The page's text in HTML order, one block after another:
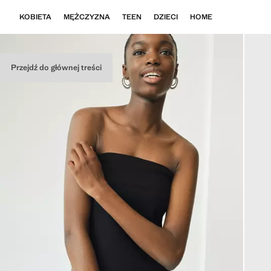
Przejdź do głównej treści
KOBIETA MĘŻCZYZNA TEEN DZIECI HOME